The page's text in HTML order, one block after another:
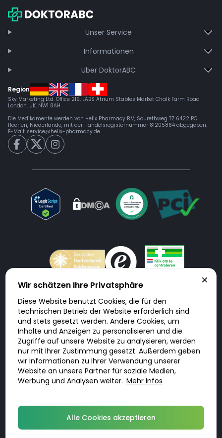
Unser Service
Informationen
Über DoktorABC
Region
Sky Marketing Ltd. Office 219, LABS Atrium Stables Market Chalk Farm Road
London, UK, NW1 8AH
Die Medikamente werden von Helix Pharmacy B.V, Sourethweg 7Z 6422 PC
Heerlen, Niederlande, mit der Handelsregisternummer 81205864 abgegeben.
E-Mail: service@helix-pharmacy.de
Doktorabc.com ist eine Vermittlungsplattform. Doktorabc ist ausdrücklich
keine Internetapotheke. Doktorabc bietet keine Medikamente oder
sonstige Produkte an oder liefert diese. Jegliche Informationen zu
Produkten, Medikamenten und Preisen auf der Internetseite beinhalten
kein Angebot von Doktorabc an Sie. Für die Einhaltung der in Ihrem Land
geltenden Gesetze und sonstigen Rechtsvorschriften sind Sie als Nutzer
selbst verantwortlich. Die Nutzung unseres Services auf Doktorabc durch
Sie erfolgt auf eigenes Risiko und in eigener Verantwortung. Sie erklären,
diese Internetseite aus eigener Initiative zu besuchen und zu nutzen.
Wir schätzen Ihre Privatsphäre
Diese Website benutzt Cookies, die für den
technischen Betrieb der Website erforderlich sind
und stets gesetzt werden. Andere Cookies, um
Inhalte und Anzeigen zu personalisieren und die
Zugriffe auf unsere Website zu analysieren, werden
nur mit Ihrer Zustimmung gesetzt. Außerdem geben
wir Informationen zu Ihrer Verwendung unserer
Website an unsere Partner für soziale Medien,
Werbung und Analysen weiter. Mehr Infos
Alle Cookies akzeptieren